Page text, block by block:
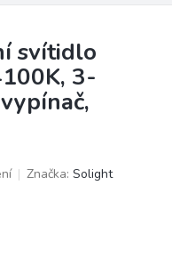
svítidlo
3-
Značka: Solight